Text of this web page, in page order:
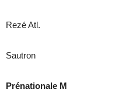
Rezé Atl.
Sautron
Prénationale M